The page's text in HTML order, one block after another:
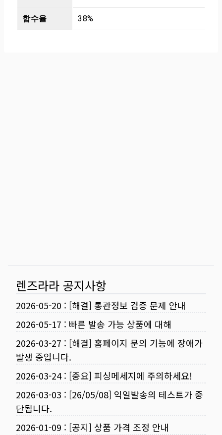
함수율 38%
렌즈라라 공지사항
2026-05-20 : [해결] 통관정보 검증 문제 안내
2026-05-17 : 빠른 발송 가능 상품에 대해
2026-03-27 : [해결] 홈페이지 문의 기능에 장애가
발생 중입니다.
2026-03-24: [중요] 피싱메세지에 주의하세요!
2026-03-03 : [26/05/08] 익일발송의 테스트가 중
단됩니다.
2026-01-09 : [공지] 상품 가격 조정 안내